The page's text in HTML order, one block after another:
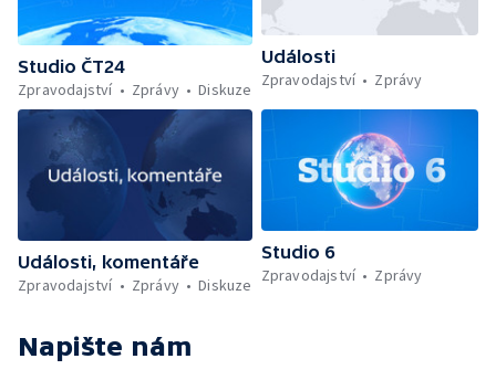
Studio ČT24
Zpravodajství
Zprávy Diskuze
Události
Zpravodajství
Zprávy
Události, komentáře
Zpravodajství
Zprávy Diskuze
Studio 6
Zpravodajství
Zprávy
Napište nám